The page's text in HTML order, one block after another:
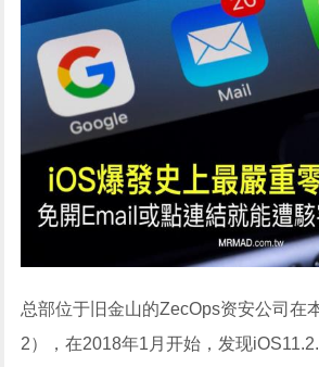
总部位于旧金山的ZecOps资安公司在
2），在2018年1月开始，发现